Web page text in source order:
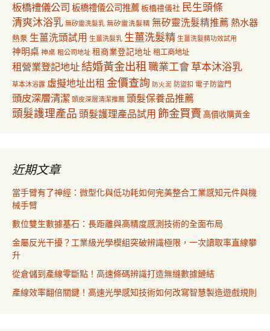
板橋禮儀公司 板橋禮儀公司推薦板橋禮儀社 民生頭條
清爽沐浴乳 無矽靈洗髮乳 無矽靈洗髮精 無矽靈洗髮精推薦 熱水器
熱泵 生薑洗頭試用 生薑洗髮乳 生薑洗髮精 生薑洗髮精功效試用
神明桌 神桌 租公司地址 租商業登記地址 租工商地址
租營業登記地址結婚黃金出租職業工會草本沐浴乳
草本沐浴露 虛擬地址出租 金價查詢 防火泥 防盜扣 電子防盜門
頭皮深層清潔 頭皮深層清潔推薦 頭髮保養品推薦
頭髮護理產品 頭髮護理產品試用 飾金買賣 高價收購黃金
近期文章
當手臂有了神經：微型化與低功耗如何完美整合工業感知元件與機
械手臂
數位雙生數據基石：長距離與高精度感測技術的全面布局
金屬反光干擾？工業級光學模組突破辨識極限，一次讀取率直線攀
升
從倉儲到產線零斷點！高速條碼辨識打造無縫數據鏈結
產線效率翻倍關鍵！高速光學感知技術如何改寫智慧製造遊戲規則